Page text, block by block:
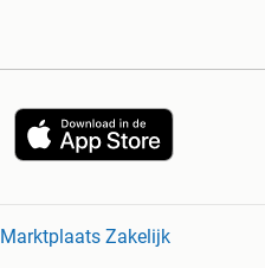
Marktplaats Zakelijk